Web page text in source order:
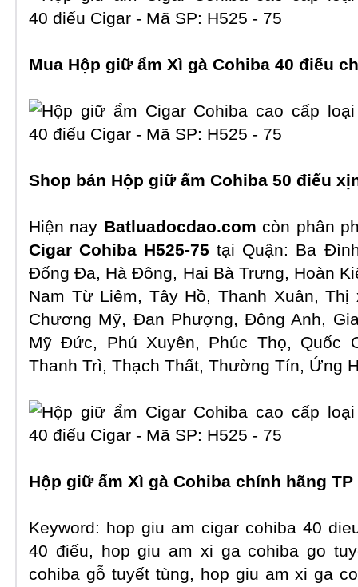
Mua Hộp giữ ẩm Xì gà Cohiba 40 điếu
Shop bán Hộp giữ ẩm Cohiba 50 điếu
Hiện nay Batluadocdao.com còn phân
Cigar Cohiba H525-75 tại Quận: Ba
Đống Đa, Hà Đông, Hai Bà Trưng, Hoàn
Nam Từ Liêm, Tây Hồ, Thanh Xuân,
Chương Mỹ, Đan Phượng, Đông Anh,
Mỹ Đức, Phú Xuyên, Phúc Thọ, Quốc
Thanh Trì, Thạch Thất, Thường Tín, Ứng
Hộp giữ ẩm Xì gà Cohiba chính hãng
Keyword: hop giu am cigar cohiba 40
40 điếu, hop giu am xi ga cohiba go
cohiba gỗ tuyết tùng, hop giu am xi ga